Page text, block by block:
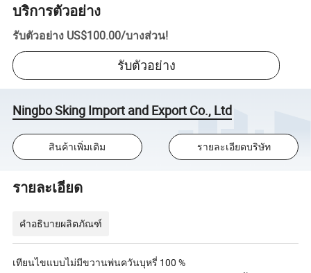
บริการตัวอย่าง
รับตัวอย่าง US$100.00/บางส่วน!
รับตัวอย่าง
Ningbo Sking Import and Export Co., Ltd
สินค้าเพิ่มเติม รายละเอียดบริษัท
รายละเอียด
คำอธิบายผลิตภัณฑ์
เทียนไขแบบไม่มีขวานพ่นควันบุหรี่ 100 %